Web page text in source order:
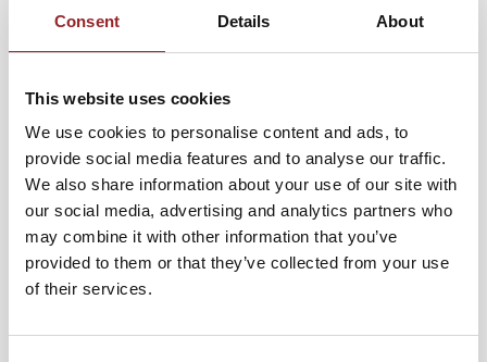
Consent Details About
This website uses cookies
We use cookies to personalise content and ads, to
provide social media features and to analyse our traffic.
We also share information about your use of our site with
our social media, advertising and analytics partners who
may combine it with other information that you’ve
provided to them or that they’ve collected from your use
of their services.
Seit über 20 Jahren begleitet, coacht und berät die
Unternehmen im gesamten deutschsprachigen Raum
ebenso wie in China. Im Rahmen der Michl Group Akademie
bildet Christa Koslitz-Mesnaric - Preisträgerin des
Internationalen Deutschen Trainings-Preises in Gold
(2008 und 2010) - zertifizierte Trainer Business-Coaches
und -Trainer aus und forciert die Entwicklung von
Führungskräften. In ihrem Buch „Aristoteles für Manager“
zeigte sie Courage, indem sie die Weisheit der Antike für
gefragte 5 Sterne Rednerin Mitglied des BDVT